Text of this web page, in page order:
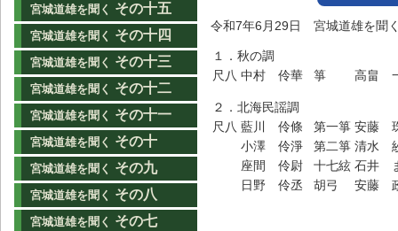
宮城道雄を聞く その十五
宮城道雄を聞く その十四
宮城道雄を聞く その十三
宮城道雄を聞く その十二
宮城道雄を聞く その十一
宮城道雄を聞く その十
宮城道雄を聞く その九
宮城道雄を聞く その八
宮城道雄を聞く その七
令和7年6月29日 宮城道雄を聞
１．秋の調
尺八 中村 伶華 箏 高畠
２．北海民謡調
尺八 藍川 伶條 第一箏 安藤
小澤 伶淨
第二箏 清水
座間 伶尉
十七絃 石井
日野 伶丞
胡弓 安藤